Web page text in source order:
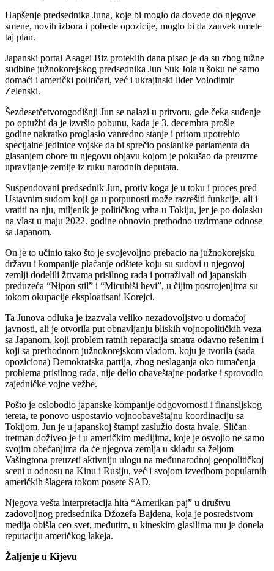
Hapšenje predsednika Juna, koje bi moglo da dovede do njegove
smene, novih izbora i pobede opozicije, moglo bi da zauvek omete
taj plan.
Japanski portal Asagei Biz proteklih dana pisao je da su zbog tužne
sudbine južnokorejskog predsednika Jun Suk Jola u šoku ne samo
domaći i američki političari, već i ukrajinski lider Volodimir
Zelenski.
Šezdesetčetvorogodišnji Jun se nalazi u pritvoru, gde čeka suđenje
po optužbi da je izvršio pobunu, kada je 3. decembra prošle
godine nakratko proglasio vanredno stanje i pritom upotrebio
specijalne jedinice vojske da bi sprečio poslanike parlamenta da
glasanjem obore tu njegovu objavu kojom je pokušao da preuzme
upravljanje zemlje iz ruku narodnih deputata.
Suspendovani predsednik Jun, protiv koga je u toku i proces pred
Ustavnim sudom koji ga u potpunosti može razrešiti funkcije, ali i
vratiti na nju, miljenik je političkog vrha u Tokiju, jer je po dolasku
na vlast u maju 2022. godine obnovio prethodno uzdrmane odnose
sa Japanom.
On je to učinio tako što je svojevoljno prebacio na južnokorejsku
državu i kompanije plaćanje odštete koju su sudovi u njegovoj
zemlji dodelili žrtvama prisilnog rada i potraživali od japanskih
preduzeća “Nipon stil” i “Micubiši hevi”, u čijim postrojenjima su
tokom okupacije eksploatisani Korejci.
Ta Junova odluka je izazvala veliko nezadovoljstvo u domaćoj
javnosti, ali je otvorila put obnavljanju bliskih vojnopolitičkih veza
sa Japanom, koji problem ratnih reparacija smatra odavno rešenim i
koji sa prethodnom južnokorejskom vladom, koju je tvorila (sada
opoziciona) Demokratska partija, zbog neslaganja oko tumačenja
problema prisilnog rada, nije delio obaveštajne podatke i sprovodio
zajedničke vojne vežbe.
Pošto je oslobodio japanske kompanije odgovornosti i finansijskog
tereta, te ponovo uspostavio vojnoobaveštajnu koordinaciju sa
Tokijom, Jun je u japanskoj štampi zaslužio dosta hvale. Sličan
tretman doživeo je i u američkim medijima, koje je osvojio ne samo
svojim obećanjima da će njegova zemlja u skladu sa željom
Vašingtona preuzeti aktivniju ulogu na međunarodnoj geopolitičkoj
sceni u odnosu na Kinu i Rusiju, već i svojom izvedbom popularnih
američkih šlagera tokom posete SAD.
Njegova vešta interpretacija hita “Amerikan paj” u društvu
zadovoljnog predsednika Džozefa Bajdena, koja je posredstvom
medija obišla ceo svet, međutim, u kineskim glasilima mu je donela
reputaciju američkog lakeja.
Žaljenje u Kijevu